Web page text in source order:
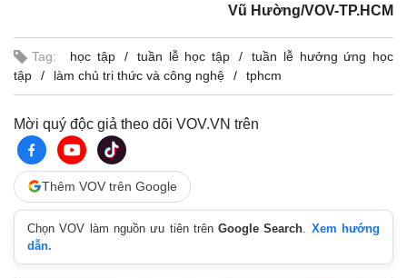
Vũ Hường/VOV-TP.HCM
Tag: học tập tuần lễ học tập
tuần lễ hưởng ứng học
tập
làm chủ tri thức và công nghệ tphcm
Mời quý độc giả theo dõi VOV.VN trên
Thêm VOV trên Google
Chọn VOV làm nguồn ưu tiên trênGoogle Search
Xem hướng
dẫn.